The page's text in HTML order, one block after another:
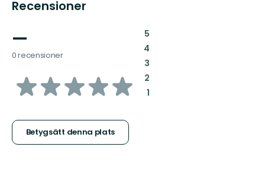
Recensioner
—
0 recensioner
av
stjärnor
Betygsätt denna plats
5:
4:
3:
2:
1: